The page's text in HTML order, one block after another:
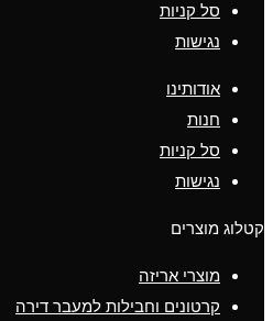
סל קניות
נגישות
אודותינו
חנות
סל קניות
נגישות
קטלוג מוצרים
מוצרי אריזה
קרטונים וחבילות למעבר דירה